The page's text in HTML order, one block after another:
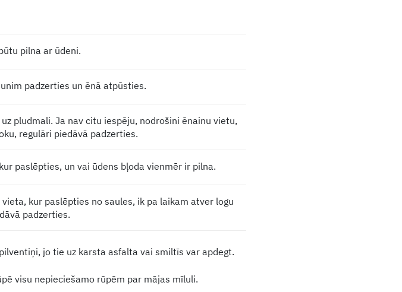
pilna ar ūdeni.
padzerties un ēnā atpūsties.
pludmali. Ja nav citu iespēju, nodrošini ēnainu vietu,
regulāri piedāvā padzerties.
paslēpties, un vai ūdens bļoda vienmēr ir pilna.
kur paslēpties no saules, ik pa laikam atver logu
padzerties.
jo tie uz karsta asfalta vai smiltīs var apdegt.
visu nepieciešamo rūpēm par mājas mīluli.